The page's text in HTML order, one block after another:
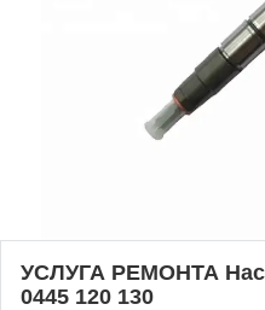
УСЛУГА РЕМОНТА
0445 120 130